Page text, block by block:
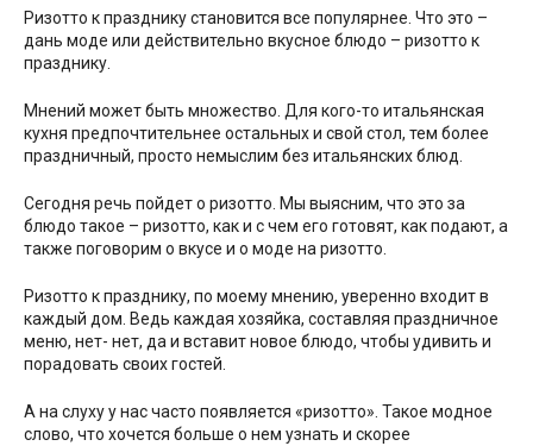
Ризотто к празднику становится все популярнее. Что это –
дань моде или действительно вкусное блюдо – ризотто к
празднику.
Мнений может быть множество. Для кого-то итальянская
кухня предпочтительнее остальных и свой стол, тем более
праздничный, просто немыслим без итальянских блюд.
Сегодня речь пойдет о ризотто. Мы выясним, что это за
блюдо такое – ризотто, как и с чем его готовят, как подают, а
также поговорим о вкусе и о моде на ризотто.
Ризотто к празднику, по моему мнению, уверенно входит в
каждый дом. Ведь каждая хозяйка, составляя праздничное
меню, нет- нет, да и вставит новое блюдо, чтобы удивить и
порадовать своих гостей.
А на слуху у нас часто появляется «ризотто». Такое модное
слово, что хочется больше о нем узнать и скорее